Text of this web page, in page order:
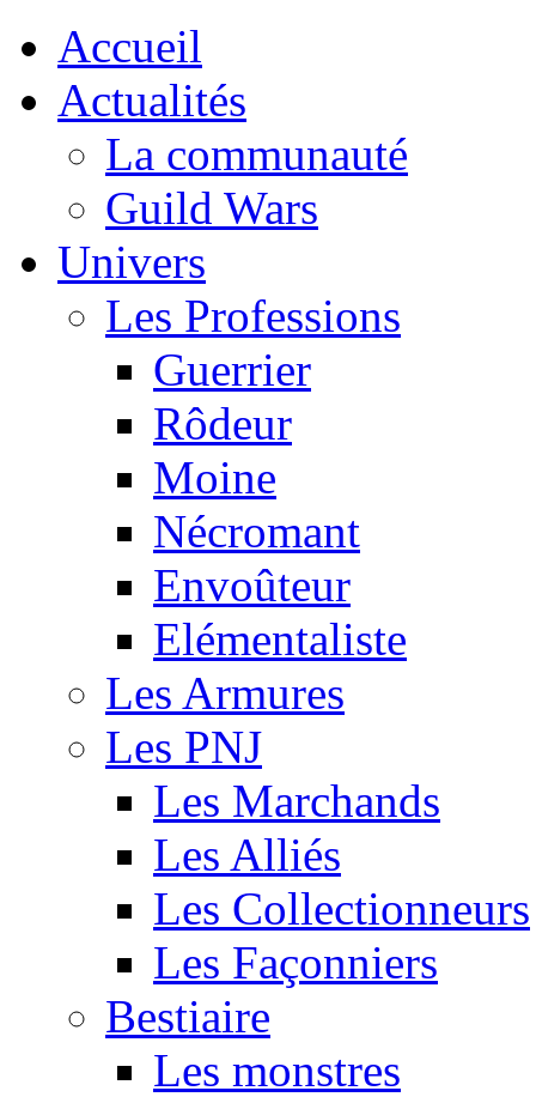
Accueil
Actualités
La communauté
Guild Wars
Univers
Les Professions
Guerrier
Rôdeur
Moine
Nécromant
Envoûteur
Elémentaliste
Les Armures
Les PNJ
Les Marchands
Les Alliés
Les Collectionneurs
Les Façonniers
Bestiaire
Les monstres